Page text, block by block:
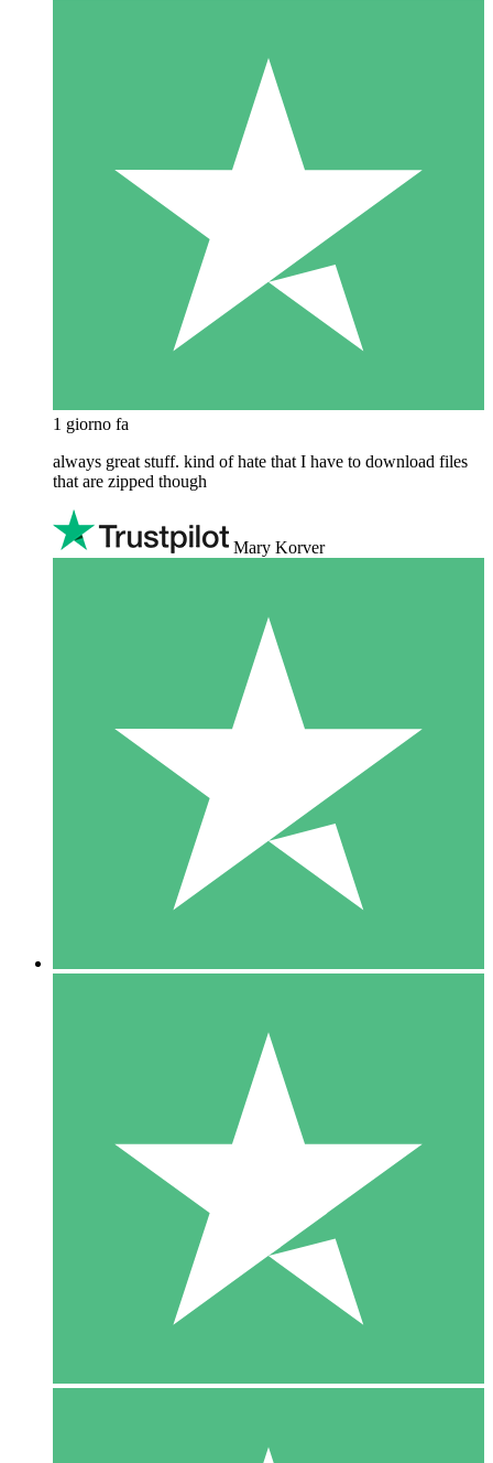
1 giorno fa
always great stuff. kind of hate that I have to download files
that are zipped though
Mary Korver